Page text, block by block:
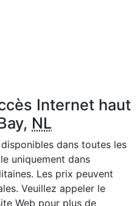
Internet haut
NL
dans toutes les
uniquement dans
Les prix peuvent
Veuillez appeler le
Web pour plus de